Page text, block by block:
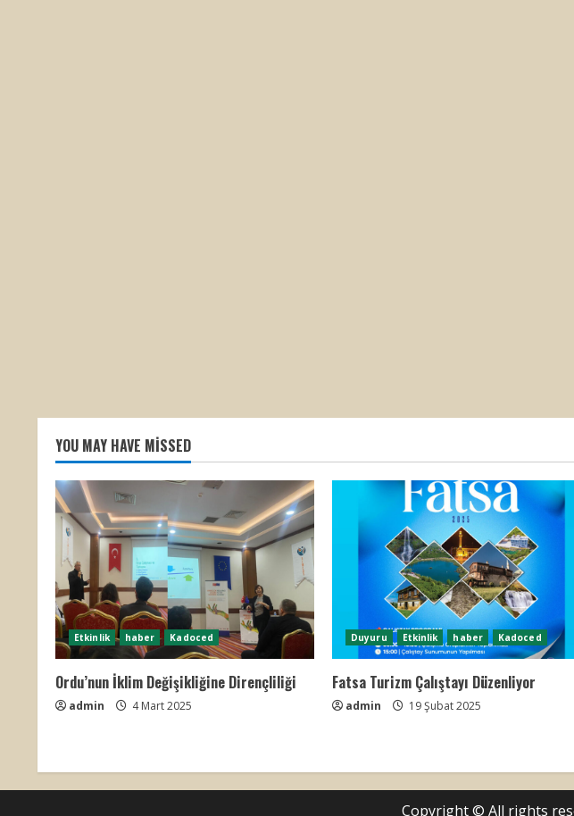
YOU MAY HAVE MISSED
Etkinlik haber Kadoced
Ordu’nun İklim Değişikliğine Dirençliliği
admin 4 Mart 2025
Duyuru Etkinlik haber Kadoced
Fatsa Turizm Çalıştayı Düzenliyor
admin 19 Şubat 2025
Copyright © All rights